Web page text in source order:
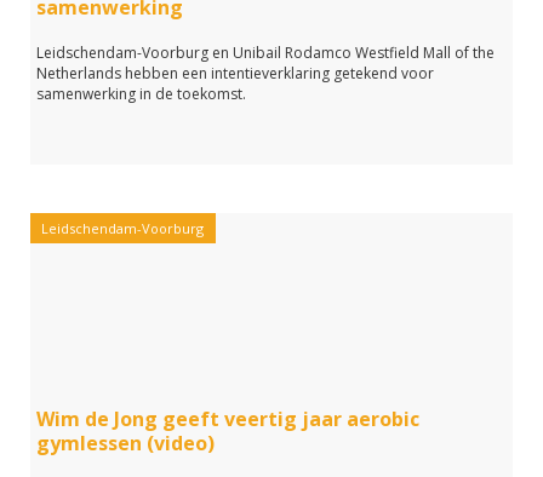
samenwerking
Leidschendam-Voorburg en Unibail Rodamco Westfield Mall of the
Netherlands hebben een intentieverklaring getekend voor
samenwerking in de toekomst.
Leidschendam-Voorburg
Wim de Jong geeft veertig jaar aerobic
gymlessen (video)